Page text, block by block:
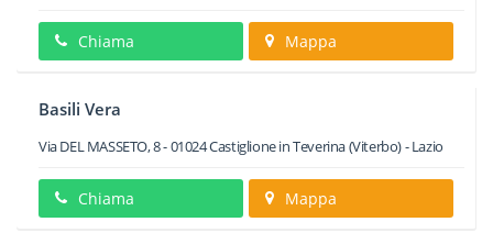
Chiama Mappa
Basili Vera
Via DEL MASSETO, 8-01024Castiglione in Teverina(Viterbo) -Lazio
Chiama Mappa